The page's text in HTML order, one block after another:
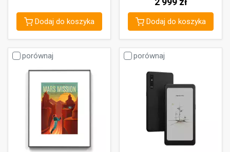
Dodaj do koszyka Dodaj do koszyka
porównaj porównaj